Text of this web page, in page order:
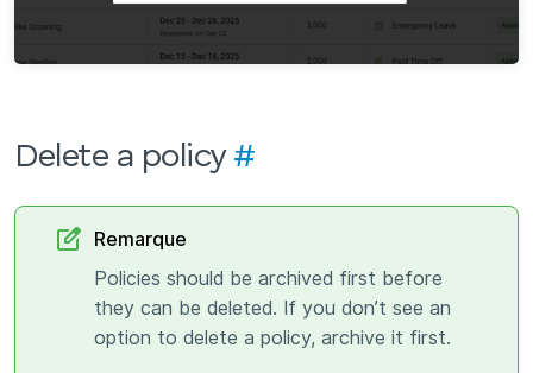
Delete a policy #
Remarque
Policies should be archived first before
they can be deleted. If you don’t see an
option to delete a policy, archive it first.